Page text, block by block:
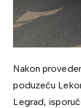
Nakon
poduzeću
Legrad,